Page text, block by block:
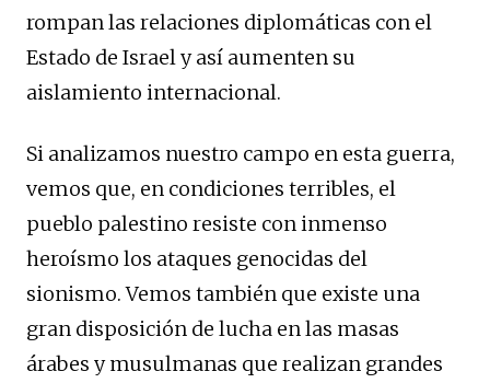
rompan las relaciones diplomáticas con el
Estado de Israel y así aumenten su
aislamiento internacional.
Si analizamos nuestro campo en esta guerra,
vemos que, en condiciones terribles, el
pueblo palestino resiste con inmenso
heroísmo los ataques genocidas del
sionismo. Vemos también que existe una
gran disposición de lucha en las masas
árabes y musulmanas que realizan grandes